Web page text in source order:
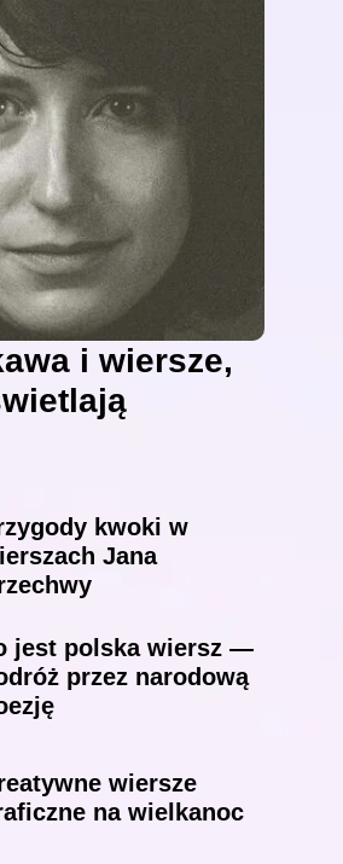
i wiersze,
kwoki w
Jana
jest polska wiersz —
przez narodową
wiersze
na wielkanoc